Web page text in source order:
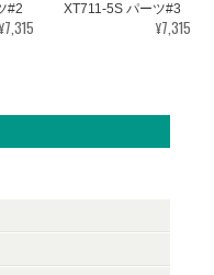
#2
¥7,315
XT711-5S パーツ#3
¥7,315